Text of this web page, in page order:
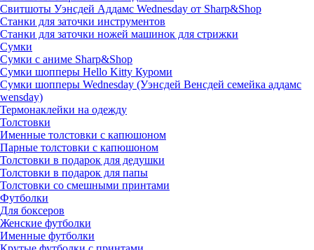
Свитшоты Уэнсдей Аддамс Wednesday от Sharp&Shop
Станки для заточки инструментов
Станки для заточки ножей машинок для стрижки
Сумки
Сумки с аниме Sharp&Shop
Сумки шопперы Hello Kitty Куроми
Сумки шопперы Wednesday (Уэнсдей Венсдей семейка аддамс
wensday)
Термонаклейки на одежду
Толстовки
Именные толстовки с капюшоном
Парные толстовки с капюшоном
Толстовки в подарок для дедушки
Толстовки в подарок для папы
Толстовки со смешными принтами
Футболки
Для боксеров
Женские футболки
Именные футболки